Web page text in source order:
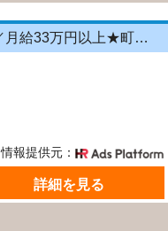
＼投函メイン！営業＆残業ナシ！／月給33万円以上★町歩きをしながら投函♪20～50代活躍中☆年間休日125日以上！[26750545]
情報提供元：
詳細を見る